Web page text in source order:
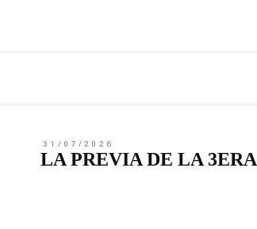
31/07/2026
LA PREVIA DE LA 3ERA